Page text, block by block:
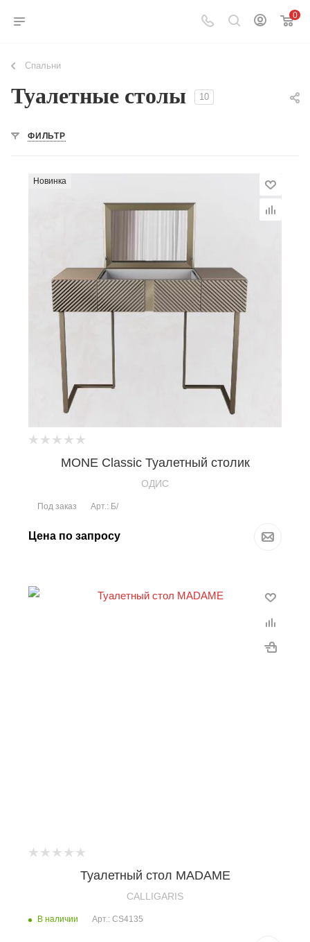
0
Спальни
Туалетные столы 10
ФИЛЬТР
Новинка
MONE Classic Туалетный столик
OДИС
Под заказ Арт.: Б/
Цена по запросу
Туалетный стол MADAME
CALLIGARIS
В наличии Арт.: CS4135